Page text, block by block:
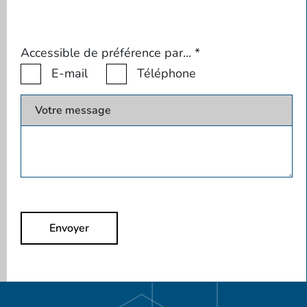
Accessible de préférence par... *
E-mail
Téléphone
Votre message
Envoyer